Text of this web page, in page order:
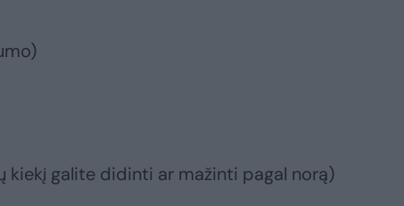
kiekį galite didinti ar mažinti pagal norą)